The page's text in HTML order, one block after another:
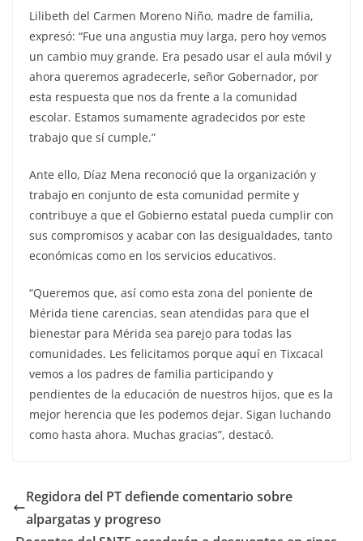
Lilibeth del Carmen Moreno Niño, madre de familia,
expresó: “Fue una angustia muy larga, pero hoy vemos
un cambio muy grande. Era pesado usar el aula móvil y
ahora queremos agradecerle, señor Gobernador, por
esta respuesta que nos da frente a la comunidad
escolar. Estamos sumamente agradecidos por este
trabajo que sí cumple.”
Ante ello, Díaz Mena reconoció que la organización y
trabajo en conjunto de esta comunidad permite y
contribuye a que el Gobierno estatal pueda cumplir con
sus compromisos y acabar con las desigualdades, tanto
económicas como en los servicios educativos.
“Queremos que, así como esta zona del poniente de
Mérida tiene carencias, sean atendidas para que el
bienestar para Mérida sea parejo para todas las
comunidades. Les felicitamos porque aquí en Tixcacal
vemos a los padres de familia participando y
pendientes de la educación de nuestros hijos, que es la
mejor herencia que les podemos dejar. Sigan luchando
como hasta ahora. Muchas gracias”, destacó.
Regidora del PT defiende comentario sobre
alpargatas y progreso